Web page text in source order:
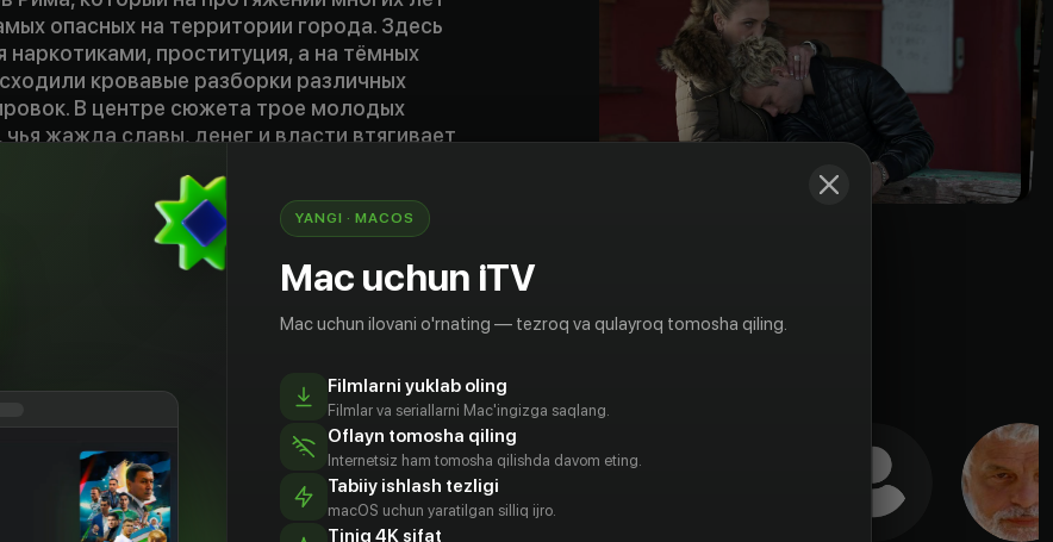
опасных на территории города. Здесь
наркотиками, проституция, а на тёмных
кровавые разборки различных
В центре сюжета трое молодых
жажда славы, денег и власти втягивает
недалеко от Рима.
YANGI · MACOS
Mac uchun iTV
Mac uchun ilovani o'rnating — tezroq va qulayroq tomosha qiling.
Filmlarni yuklab oling
Filmlar va seriallarni Mac'ingizga saqlang.
Oflayn tomosha qiling
Internetsiz ham tomosha qilishda davom eting.
Tabiiy ishlash tezligi
macOS uchun yaratilgan silliq ijro.
Tiniq 4K sifat